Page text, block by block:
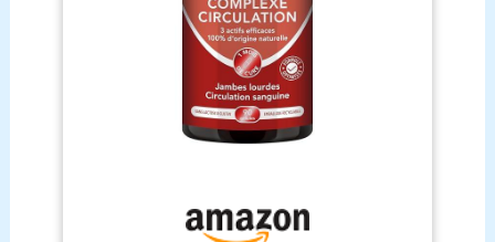
chevilles, genoux et pieds à travers un collant ou
des bas de contention. Vous pouvez également
l’utiliser en bain de pieds tonifiant anti-fatigue en
effectuant 6 grandes vaporisations dans de l’eau
tiède L'INDISPENSABLE NOMADE POUR VOS
VOYAGES, RANDONNEES, ACTIVITES SPORTIVES et
durant la saison estivale. A partir de 7 ans. Se laver